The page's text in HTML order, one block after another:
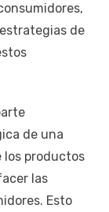
de
de una
los productos
las
Esto